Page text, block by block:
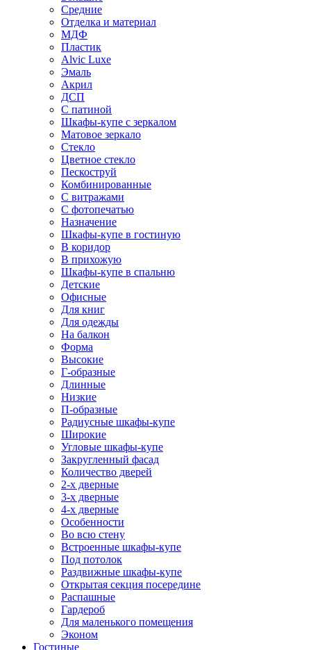
Средние
Отделка и материал
МДФ
Пластик
Alvic Luxe
Эмаль
Акрил
ДСП
С патиной
Шкафы-купе с зеркалом
Матовое зеркало
Стекло
Цветное стекло
Пескоструй
Комбинированные
С витражами
С фотопечатью
Назначение
Шкафы-купе в гостиную
В коридор
В прихожую
Шкафы-купе в спальню
Детские
Офисные
Для книг
Для одежды
На балкон
Форма
Высокие
Г-образные
Длинные
Низкие
П-образные
Радиусные шкафы-купе
Широкие
Угловые шкафы-купе
Закругленный фасад
Количество дверей
2-х дверные
3-х дверные
4-х дверные
Особенности
Во всю стену
Встроенные шкафы-купе
Под потолок
Раздвижные шкафы-купе
Открытая секция посередине
Распашные
Гардероб
Для маленького помещения
Эконом
Гостиные